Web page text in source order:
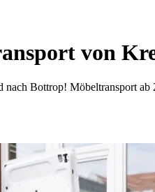
von
Bottrop! Möbeltransport